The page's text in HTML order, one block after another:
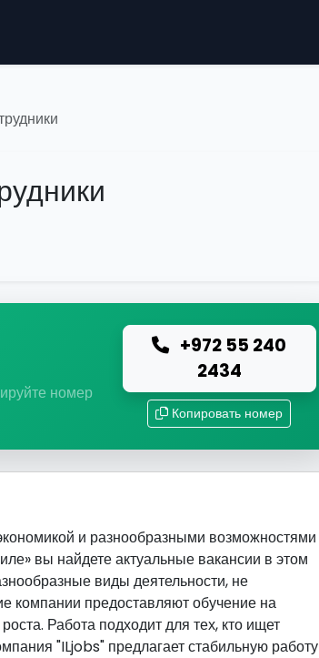
номер
+972 55 240
2434
Копировать номер
и разнообразными возможностями
вы найдете актуальные вакансии в этом
виды деятельности, не
компании предоставляют обучение на
Работа подходит для тех, кто ищет
"ILjobs" предлагает стабильную работу